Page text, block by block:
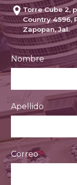
Torre Cube 2,
Country 4596,
Zapopan, Jal.
Nombre
Apellido
Correo